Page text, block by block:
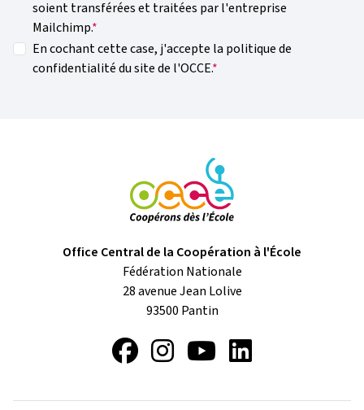
soient transférées et traitées par l'entreprise
Mailchimp.
En cochant cette case, j'accepte la politique de
confidentialité du site de l'OCCE.
Office Central de la Coopération à l'École
Fédération Nationale
28 avenue Jean Lolive
93500 Pantin
FacebookInstagramYouTube